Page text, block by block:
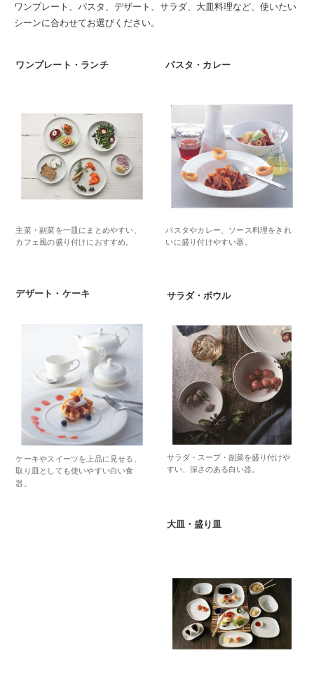
ワンプレート、パスタ、デザート、サラダ、大皿料理など、使いたい
シーンに合わせてお選びください。
ワンプレート・ランチ
主菜・副菜を一皿にまとめやすい、
カフェ風の盛り付けにおすすめ。
パスタ・カレー
パスタやカレー、ソース料理をきれ
いに盛り付けやすい器。
デザート・ケーキ
ケーキやスイーツを上品に見せる、
取り皿としても使いやすい白い食
器。
サラダ・ボウル
サラダ・スープ・副菜を盛り付けや
すい、深さのある白い器。
大皿・盛り皿